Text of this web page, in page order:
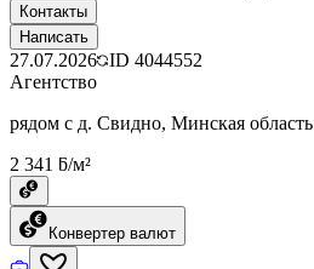
Контакты
Написать
27.07.2026 ID 4044552
Агентство
рядом с д. Свидно, Минская область
2 341 ƃ/м²
Конвертер валют